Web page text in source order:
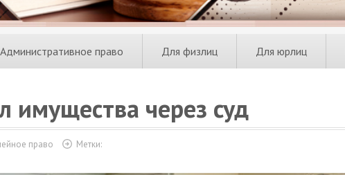
Административное право Для физлиц Для юрлиц
имущества через суд
право Метки: